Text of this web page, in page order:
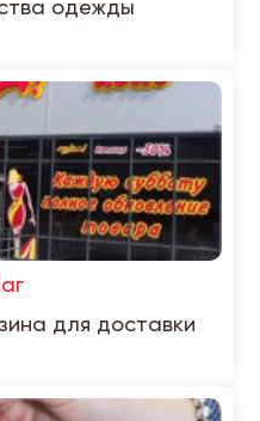
одежды
для доставки